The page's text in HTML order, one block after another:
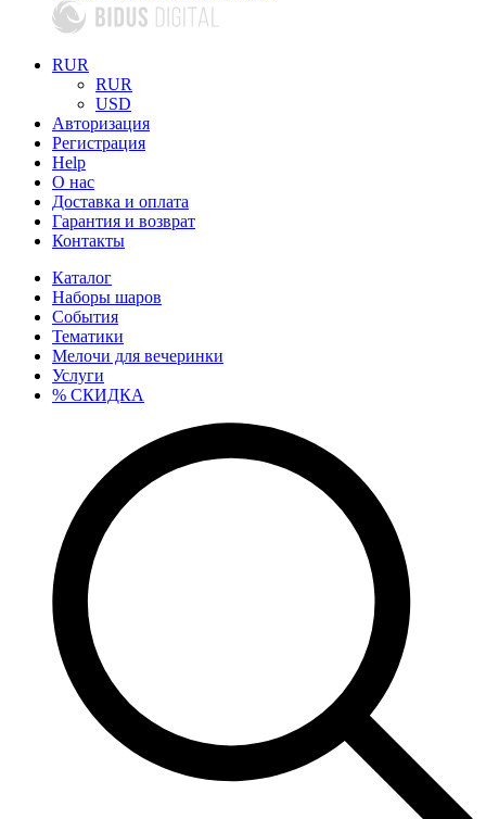
RUR
RUR
USD
Авторизация
Регистрация
Help
О нас
Доставка и оплата
Гарантия и возврат
Контакты
Каталог
Наборы шаров
События
Тематики
Мелочи для вечеринки
Услуги
% СКИДКА